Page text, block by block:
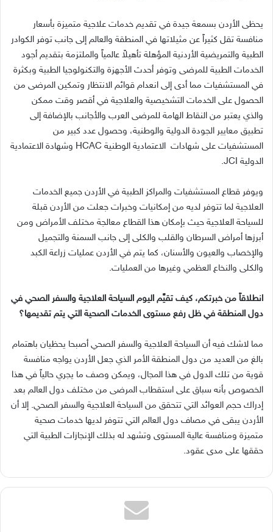
يحظى الأردن بسمعة جيدة في تقديم خدمات علاجية متميزة بأسعار
منافسة تقل كثيراً عن مثيلاتها في المنطقة والعالم إلى جانب توفر الكوادر
الطبية والتمريضية الأردنية المؤهلة تأهيلاً عالمياً والملتزمة بتقديم أجود
الخدمات الطبية للمرضى وتوفر أحدث الأجهزة والتكنولوجيا الطبية وبكثرة
في المستشفيات مما أدى إلى انعدام قوائم الانتظار وتمكين المرضى من
الحصول على الخدمات التشخيصية والعلاجية في أقصر وقت ممكن
والذي يعتبر من النقاط الهامة للمرضى العرب والأجانب بالإضافة إلى
تطبيق معايير الجودة الدولية والوطنية، وحصول عدد كبير من
المستشفيات على شهادات الاعتمادية الوطنية HCAC وشهادة الاعتمادية
الدولية JCI.
ويوفر قطاع المستشفيات والمراكز الطبية في الأردن جميع الخدمات
العلاجية لما تتوفر لديه من إمكانيات وخبرات جعلت من الأردن قبلة
للسياحة العلاجية حيث بإمكان هذا القطاع معالجة مختلف الأمراض ومن
أبرزها أمراض السرطان والقلب والكلى إلى جانب السمنة والتجميل
والإخصاب والعيون والأسنان، كما يتم في الأردن عمليات زراعة الكبد
والكلى والنخاع العظمي وغيرها من العمليات.
انطلاقاً من خبرتكم، كيف تقيَّم اليوم السياحة العلاجية والسفر الصحي في
دول المنطقة في ظل رفع مستوى الخدمات الصحية التي يتم تقديمها؟
مما لاشك فيه أن السياحة العلاجية والسفر الصحي أصبحا يحظيان باهتمام
بالغ من العديد من دول المنطقة الأمر الذي جعل الأردن يواجه منافسة
قوية من تلك الدول في هذا المجال، ويمكن وصف ما يجري حالياً في هذا
الخصوص بأنه سباق على استقطاب المرضى من مختلف دول العالم بعد
إدراك حجم العوائد التي تتحقق من السياحة العلاجية والسفر الصحي. إلا أن
الأردن يبقى في مصاف دول العالم التي تتوفر لديها خدمات صحية
متميزة ومنافسة عالية المستوى وتشهد له بذلك الإنجازات الطبية التي
حققها على مدى عقود.